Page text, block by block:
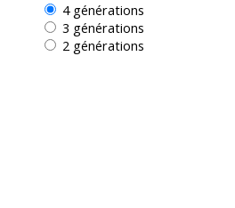
4 générations
3 générations
2 générations